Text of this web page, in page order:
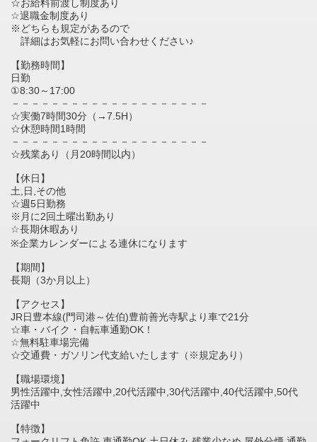
☆お給料前渡し制度あり
☆退職金制度あり
※どちらも規定があるので
詳細はお気軽にお問い合わせください♪
【勤務時間】
日勤
①8:30～17:00
－－－－－－－－－－－－－－－－－－－－
☆実働7時間30分（→7.5H）
☆休憩時間1時間
－－－－－－－－－－－－－－－－－－－－
☆残業あり（月20時間以内）
【休日】
土,日,その他
☆週5日勤務
※月に2回土曜出勤あり
☆長期休暇あり
※企業カレンダーによる連休になります
【期間】
長期（3か月以上）
【アクセス】
JR日豊本線(門司港～佐伯)豊前善光寺駅より車で21分
☆車・バイク・自転車通勤OK！
☆無料駐車場完備
☆交通費・ガソリン代支給いたします（※規定あり）
【職場環境】
男性活躍中,女性活躍中,20代活躍中,30代活躍中,40代活躍中,50代
活躍中
【特徴】